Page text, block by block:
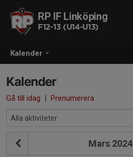
Kalender
RP IF Linköping
F12-13 (U14-U13)
Kalender
Gå till idag | Prenumerera
Mars 2024